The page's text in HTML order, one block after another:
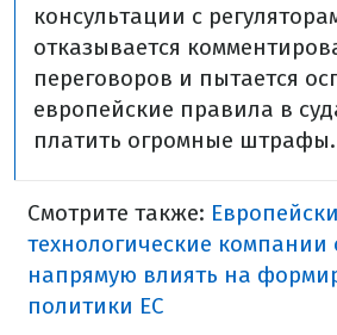
консультации с
отказывается
переговоров и пытается
европейские правила в
платить огромные штрафы.
Смотрите также:
технологические компании
напрямую влиять на
политики ЕС